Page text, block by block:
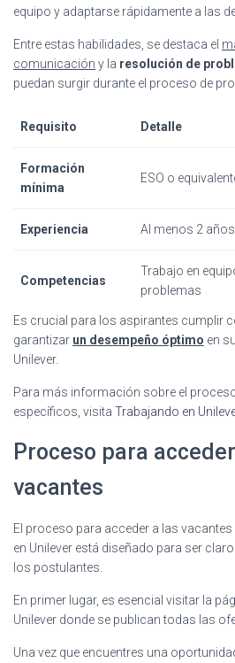
equipo y adaptarse rápidamente a las
Entre estas habilidades, se destaca el
comunicación y la resolución de
puedan surgir durante el proceso de
Requisito Detalle
Formación
mínima
ESO o
Experiencia Al menos 2
Competencias
Trabajo en
problemas
Es crucial para los aspirantes cumplir
garantizar un desempeño óptimo en
Unilever.
Para más información sobre el
específicos, visita Trabajando en
Proceso para
vacantes
El proceso para acceder a las
en Unilever está diseñado para ser
los postulantes.
En primer lugar, es esencial visitar la
Unilever donde se publican todas las
Una vez que encuentres una